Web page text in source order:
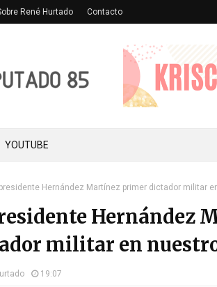
René Hurtado Contacto
YOUTUBE
Hernández Martínez primer dictador militar
Hernández
militar en
19:07